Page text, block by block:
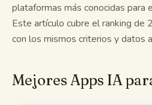
plataformas más conocidas para
Este artículo cubre el ranking de
con los mismos criterios y datos
Mejores Apps IA